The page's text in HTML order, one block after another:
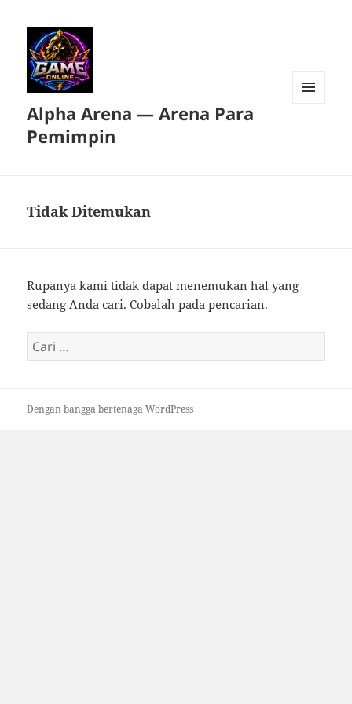
Alpha Arena — Arena Para
Pemimpin
Tidak Ditemukan
Rupanya kami tidak dapat menemukan hal yang
sedang Anda cari. Cobalah pada pencarian.
Cari
untuk:
Dengan bangga bertenaga WordPress